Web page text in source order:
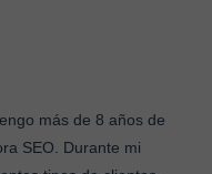
más de 8 años de
SEO. Durante mi